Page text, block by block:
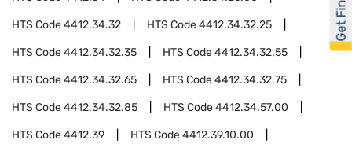
HTS Code4412.34.32 HTS Code4412.34.32.25
HTS Code4412.34.32.35 HTS Code4412.34.32.55
HTS Code4412.34.32.65 HTS Code4412.34.32.75
HTS Code4412.34.32.85 HTS Code4412.34.57.00
HTS Code4412.39 HTS Code4412.39.10.00